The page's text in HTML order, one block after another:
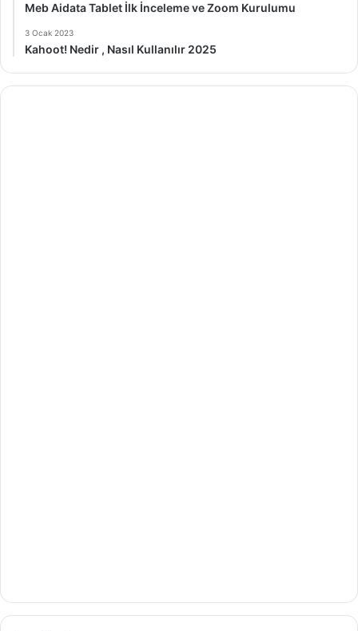
Meb Aidata Tablet İlk İnceleme ve Zoom Kurulumu
3 Ocak 2023
Kahoot! Nedir , Nasıl Kullanılır 2025